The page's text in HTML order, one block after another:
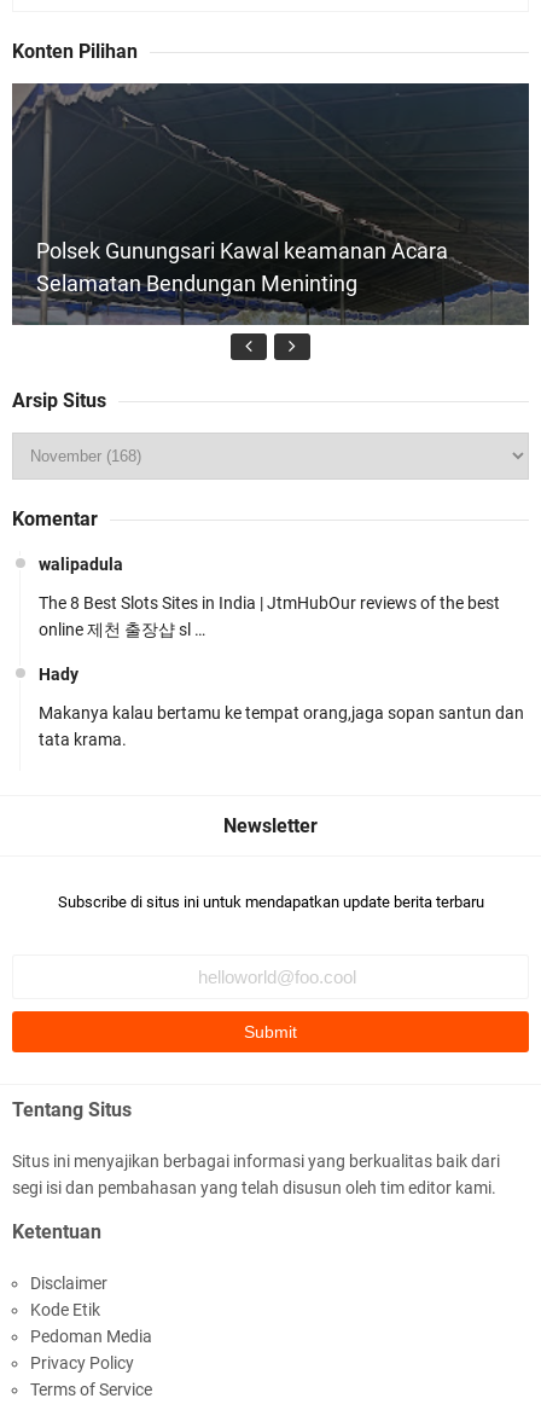
Konten Pilihan
Polsek Gunungsari Kawal keamanan Acara
Selamatan Bendungan Meninting
Gelar Apel Pembukaan PORSENAP
LPKA Lombok Tengah Ikuti Kegiatan Donor
Jelang HUT RI ke_81 _Kunker Kapolri Polda NTB
Gelar Apel Siaga Kamtibmas Serentak
Arsip Situs
Komentar
walipadula
The 8 Best Slots Sites in India | JtmHubOur reviews of the best
online 제천 출장샵 sl …
Hady
Makanya kalau bertamu ke tempat orang,jaga sopan santun dan
tata krama.
Subscribe di situs ini untuk mendapatkan update berita terbaru
Tentang Situs
Situs ini menyajikan berbagai informasi yang berkualitas baik dari
segi isi dan pembahasan yang telah disusun oleh tim editor kami.
Ketentuan
Disclaimer
Kode Etik
Pedoman Media
Privacy Policy
Terms of Service